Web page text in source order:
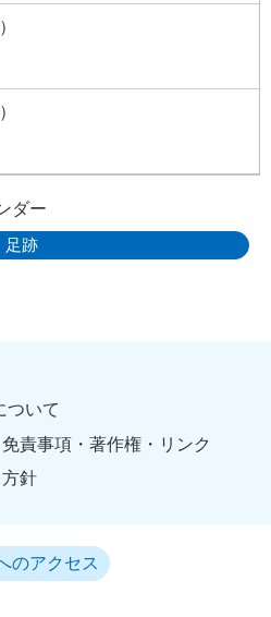
ダー
足跡
ついて
責事項・著作権・リンク
針
のアクセス